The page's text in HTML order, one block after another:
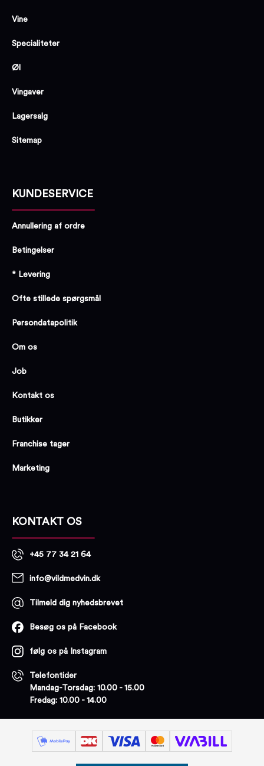
Vine
Specialiteter
Øl
Vingaver
Lagersalg
Sitemap
KUNDESERVICE
Annullering af ordre
Betingelser
* Levering
Ofte stillede spørgsmål
Persondatapolitik
Om os
Job
Kontakt os
Butikker
Franchise tager
Marketing
KONTAKT OS
+45 77 34 21 64
info@vildmedvin.dk
Tilmeld dig nyhedsbrevet
Besøg os på Facebook
følg os på Instagram
Telefontider
Mandag-Torsdag: 10.00 - 15.00
Fredag: 10.00 - 14.00